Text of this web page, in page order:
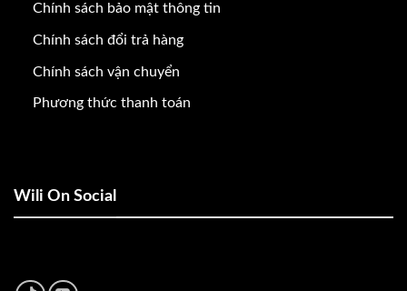
Chính sách bảo mật thông tin
Chính sách đổi trả hàng
Chính sách vận chuyển
Phương thức thanh toán
Wili On Social